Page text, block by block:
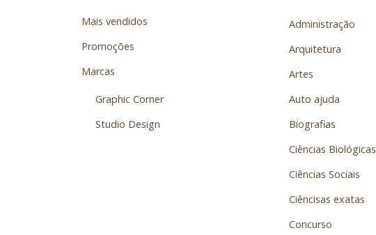
Mais vendidos
Promoções
Marcas
Graphic Corner
Studio Design
Administração
Arquitetura
Artes
Auto ajuda
Biografias
Ciências Biológicas
Ciências Sociais
Ciêncisas exatas
Concurso